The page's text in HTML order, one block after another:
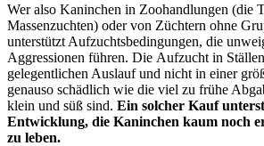
Wer also Kaninchen in Zoohandlungen (die
Massenzuchten) oder von Züchtern ohne
unterstützt Aufzuchtsbedingungen, die
Aggressionen führen. Die Aufzucht in
gelegentlichen Auslauf und nicht in einer
genauso schädlich wie die viel zu frühe
klein und süß sind. Ein solcher Kauf
Entwicklung, die Kaninchen kaum noch
zu leben.